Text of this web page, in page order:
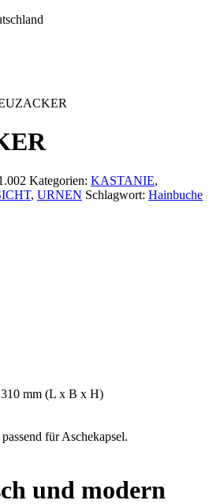
Kategorien: KASTANIE,
, URNEN Schlagwort: Hainbuche
mm (L x B x H)
für Aschekapsel.
und modern